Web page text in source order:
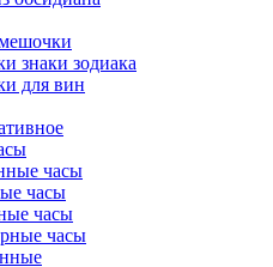
знаки зодиака
для вин
часы
часы
часы
часы